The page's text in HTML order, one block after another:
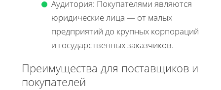
Аудитория: Покупателями являются
юридические лица — от малых
предприятий до крупных корпораций
и государственных заказчиков.
Преимущества для поставщиков и
покупателей